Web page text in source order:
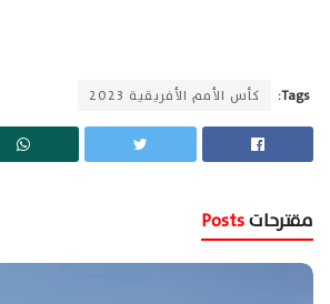
Tags: كأس الأمم الأفريقية 2023
مقترحات